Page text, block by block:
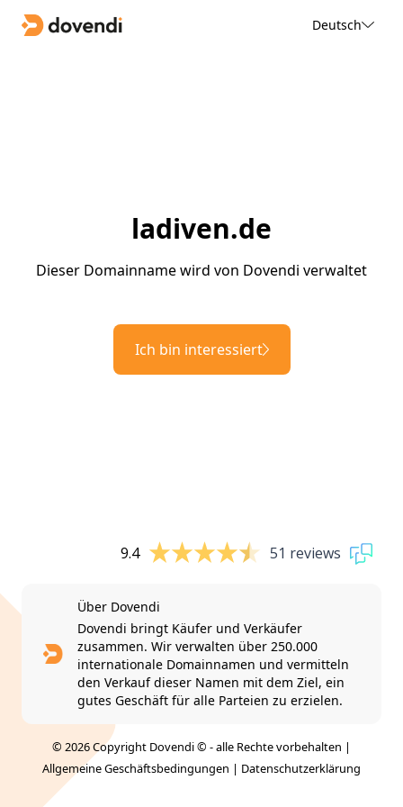
Deutsch
ladiven.de
Dieser Domainname wird von Dovendi verwaltet
Ich bin interessiert
9.4 51 reviews
Über Dovendi
Dovendi bringt Käufer und Verkäufer
zusammen. Wir verwalten über 250.000
internationale Domainnamen und vermitteln
den Verkauf dieser Namen mit dem Ziel, ein
gutes Geschäft für alle Parteien zu erzielen.
© 2026 Copyright Dovendi © - alle Rechte vorbehalten |
Allgemeine Geschäftsbedingungen | Datenschutzerklärung